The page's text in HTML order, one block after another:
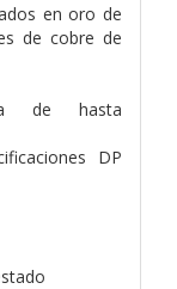
en oro de
de cobre de
de hasta
DP